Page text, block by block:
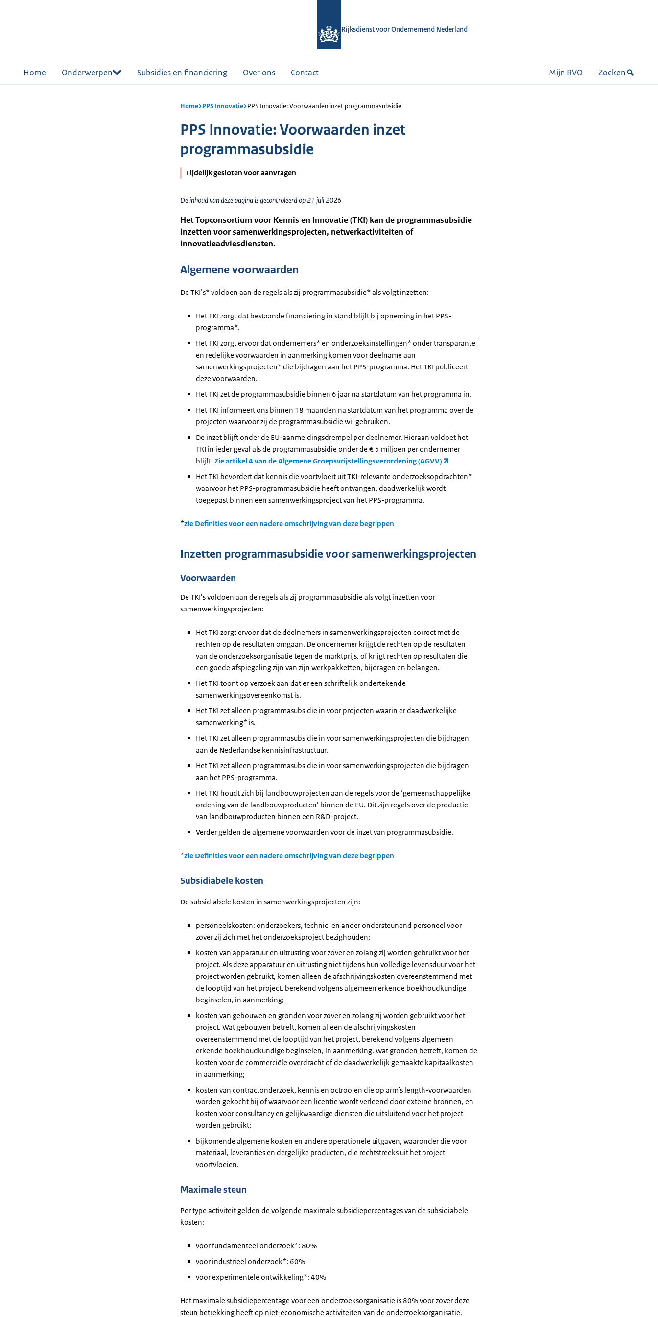
Rijksdienst voor Ondernemend Nederland
Home Onderwerpen Subsidies en financiering Over ons Contact Mijn RVO Zoeken
Home PPS Innovatie PPS Innovatie: Voorwaarden inzet programmasubsidie
PPS Innovatie: Voorwaarden inzet
programmasubsidie
Tijdelijk gesloten voor aanvragen
De inhoud van deze pagina is gecontroleerd op 21 juli 2026
Het Topconsortium voor Kennis en Innovatie (TKI) kan de programmasubsidie
inzetten voor samenwerkingsprojecten, netwerkactiviteiten of
innovatieadviesdiensten.
Algemene voorwaarden
De TKI’s* voldoen aan de regels als zij programmasubsidie* als volgt inzetten:
Het TKI zorgt dat bestaande financiering in stand blijft bij opneming in het PPS-
programma*.
Het TKI zorgt ervoor dat ondernemers* en onderzoeksinstellingen* onder transparante
en redelijke voorwaarden in aanmerking komen voor deelname aan
samenwerkingsprojecten* die bijdragen aan het PPS-programma. Het TKI publiceert
deze voorwaarden.
Het TKI zet de programmasubsidie binnen 6 jaar na startdatum van het programma in.
Het TKI informeert ons binnen 18 maanden na startdatum van het programma over de
projecten waarvoor zij de programmasubsidie wil gebruiken.
De inzet blijft onder de EU-aanmeldingsdrempel per deelnemer. Hieraan voldoet het
TKI in ieder geval als de programmasubsidie onder de € 5 miljoen per ondernemer
blijft. Zie artikel 4 van de Algemene Groepsvrijstellingsverordening (AGVV)
.
Het TKI bevordert dat kennis die voortvloeit uit TKI-relevante onderzoeksopdrachten*
waarvoor het PPS-programmasubsidie heeft ontvangen, daadwerkelijk wordt
toegepast binnen een samenwerkingsproject van het PPS-programma.
*zie Definities voor een nadere omschrijving van deze begrippen
Inzetten programmasubsidie voor samenwerkingsprojecten
Voorwaarden
De TKI’s voldoen aan de regels als zij programmasubsidie als volgt inzetten voor
samenwerkingsprojecten:
Het TKI zorgt ervoor dat de deelnemers in samenwerkingsprojecten correct met de
rechten op de resultaten omgaan. De ondernemer krijgt de rechten op de resultaten
van de onderzoeksorganisatie tegen de marktprijs, of krijgt rechten op resultaten die
een goede afspiegeling zijn van zijn werkpakketten, bijdragen en belangen.
Het TKI toont op verzoek aan dat er een schriftelijk ondertekende
samenwerkingsovereenkomst is.
Het TKI zet alleen programmasubsidie in voor projecten waarin er daadwerkelijke
samenwerking* is.
Het TKI zet alleen programmasubsidie in voor samenwerkingsprojecten die bijdragen
aan de Nederlandse kennisinfrastructuur.
Het TKI zet alleen programmasubsidie in voor samenwerkingsprojecten die bijdragen
aan het PPS-programma.
Het TKI houdt zich bij landbouwprojecten aan de regels voor de ‘gemeenschappelijke
ordening van de landbouwproducten’ binnen de EU. Dit zijn regels over de productie
van landbouwproducten binnen een R&D-project.
Verder gelden de algemene voorwaarden voor de inzet van programmasubsidie.
*zie Definities voor een nadere omschrijving van deze begrippen
Subsidiabele kosten
De subsidiabele kosten in samenwerkingsprojecten zijn:
personeelskosten: onderzoekers, technici en ander ondersteunend personeel voor
zover zij zich met het onderzoeksproject bezighouden;
kosten van apparatuur en uitrusting voor zover en zolang zij worden gebruikt voor het
project. Als deze apparatuur en uitrusting niet tijdens hun volledige levensduur voor het
project worden gebruikt, komen alleen de afschrijvingskosten overeenstemmend met
de looptijd van het project, berekend volgens algemeen erkende boekhoudkundige
beginselen, in aanmerking;
kosten van gebouwen en gronden voor zover en zolang zij worden gebruikt voor het
project. Wat gebouwen betreft, komen alleen de afschrijvingskosten
overeenstemmend met de looptijd van het project, berekend volgens algemeen
erkende boekhoudkundige beginselen, in aanmerking. Wat gronden betreft, komen de
kosten voor de commerciële overdracht of de daadwerkelijk gemaakte kapitaalkosten
in aanmerking;
kosten van contractonderzoek, kennis en octrooien die op arm's length-voorwaarden
worden gekocht bij of waarvoor een licentie wordt verleend door externe bronnen, en
kosten voor consultancy en gelijkwaardige diensten die uitsluitend voor het project
worden gebruikt;
bijkomende algemene kosten en andere operationele uitgaven, waaronder die voor
materiaal, leveranties en dergelijke producten, die rechtstreeks uit het project
voortvloeien.
Maximale steun
Per type activiteit gelden de volgende maximale subsidiepercentages van de subsidiabele
kosten:
voor fundamenteel onderzoek*: 80%
voor industrieel onderzoek*: 60%
voor experimentele ontwikkeling*: 40%
Het maximale subsidiepercentage voor een onderzoeksorganisatie is 80% voor zover deze
steun betrekking heeft op niet-economische activiteiten van de onderzoeksorganisatie.